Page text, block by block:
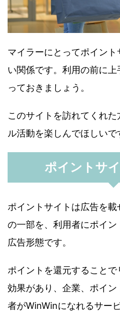
マイラーにとってポイン
い関係です。利用の前に
っておきましょう。
このサイトを訪れてくれ
ル活動を楽しんでほしいで
ポイントサ
ポイントサイトは広告を
の一部を、利用者にポイ
広告形態です。
ポイントを還元すること
効果があり、企業、ポイ
者がWinWinになれるサー